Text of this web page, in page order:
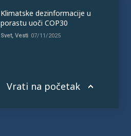
Klimatske dezinformacije u
porastu uoči COP30
Svet, Vesti 07/11/2025
Vrati na početak